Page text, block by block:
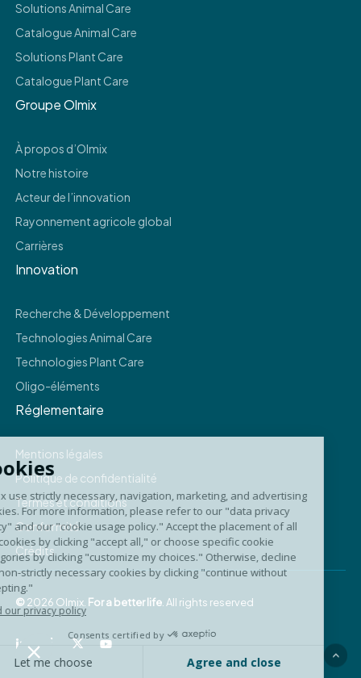
Solutions Animal Care
Catalogue Animal Care
Solutions Plant Care
Catalogue Plant Care
Groupe Olmix
À propos d’Olmix
Notre histoire
Acteur de l’innovation
Rayonnement agricole global
Carrières
Innovation
Recherche & Développement
Technologies Animal Care
Technologies Plant Care
Oligo-éléments
Réglementaire
Mentions légales
Politique de confidentialité
Termes et conditions
Conformité
Crédits
©2026 Olmix. For a better life. All rights reserved